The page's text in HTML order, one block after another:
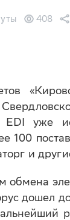
408
уже
100
и
обмена
дошел